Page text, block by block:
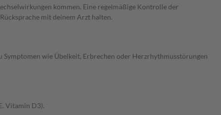
kommen. Eine regelmäßige Kontrolle der
mit deinem Arzt halten.
wie Übelkeit, Erbrechen oder Herzrhythmusstörungen
Vitamin D3).